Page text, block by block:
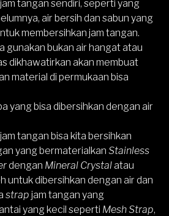
tangan sendiri, seperti yang
air bersih dan sabun yang
membersihkan jam tangan.
gunakan bukan air hangat atau
dikhawatirkan akan membuat
material di permukaan bisa
yang bisa dibersihkan dengan air
tangan bisa kita bersihkan
yang bermaterialkan Stainless
dengan Mineral Crystalatau
untuk dibersihkan dengan air dan
strap jam tangan yang
yang kecil seperti Mesh Strap,